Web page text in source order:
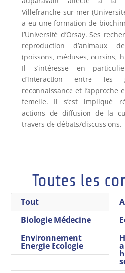
Villefranche-sur-mer
a eu une formation de
l’Université d’Orsay. Ses
reproduction d’animaux
(poissons, méduses, oursins,
Il s’intéresse en
d’interaction entre les
reconnaissance et l’approche
femelle. Il s’est impliqué
actions de diffusion de la
travers de débats/discussions.
Toutes les
Tout
Biologie Médecine
Environnement
Energie Ecologie